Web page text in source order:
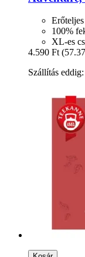
Erőteljes
100%
XL-es
4.590 Ft
Szállítás